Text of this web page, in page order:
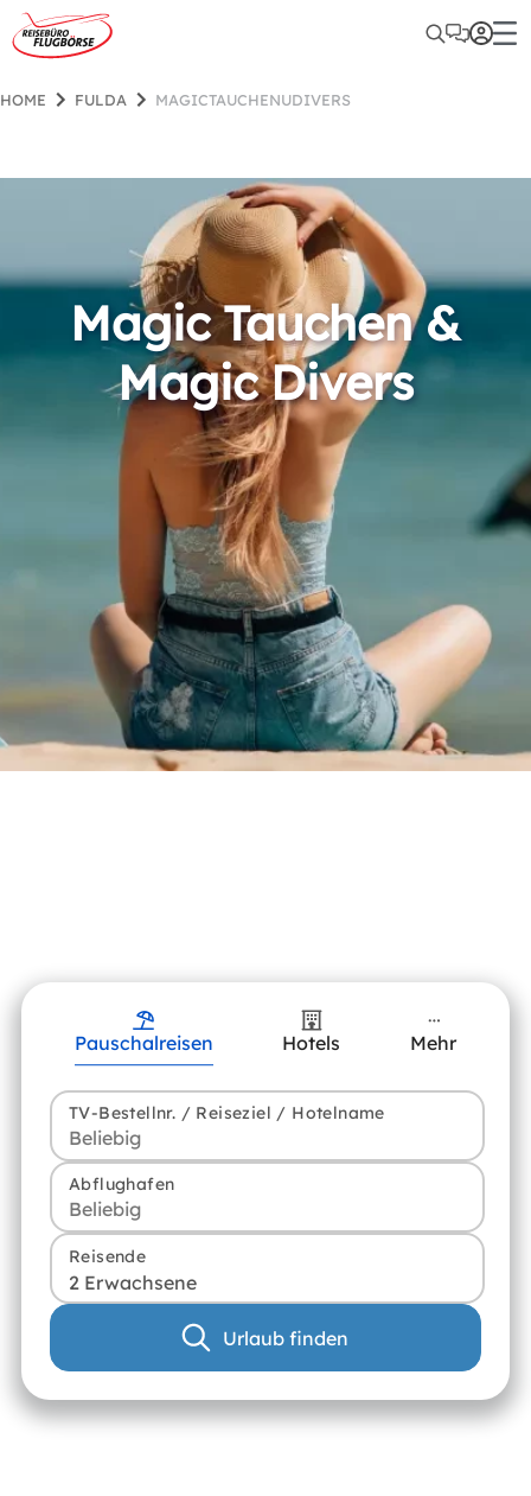
HOME FULDA MAGICTAUCHENUDIVERS
Magic Tauchen &
Magic Divers
Pauschalreisen Hotels Mehr
TV-Bestellnr. / Reiseziel / Hotelname
Abflughafen
Reisende
2 Erwachsene
Urlaub finden